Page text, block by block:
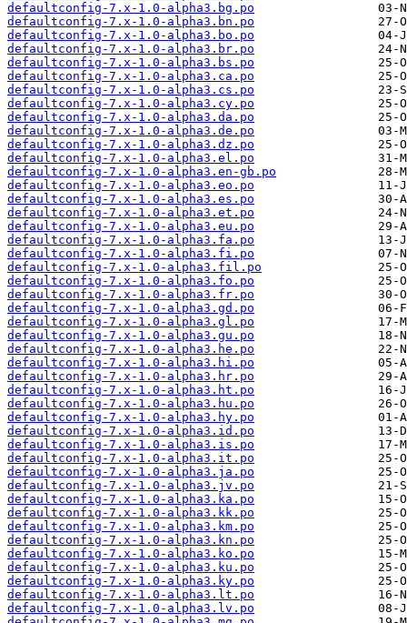
defaultconfig-7.x-1.0-alpha3.bg.po
defaultconfig-7.x-1.0-alpha3.bn.po
defaultconfig-7.x-1.0-alpha3.bo.po
defaultconfig-7.x-1.0-alpha3.br.po
defaultconfig-7.x-1.0-alpha3.bs.po
defaultconfig-7.x-1.0-alpha3.ca.po
defaultconfig-7.x-1.0-alpha3.cs.po
defaultconfig-7.x-1.0-alpha3.cy.po
defaultconfig-7.x-1.0-alpha3.da.po
defaultconfig-7.x-1.0-alpha3.de.po
defaultconfig-7.x-1.0-alpha3.dz.po
defaultconfig-7.x-1.0-alpha3.el.po
defaultconfig-7.x-1.0-alpha3.en-gb.po
defaultconfig-7.x-1.0-alpha3.eo.po
defaultconfig-7.x-1.0-alpha3.es.po
defaultconfig-7.x-1.0-alpha3.et.po
defaultconfig-7.x-1.0-alpha3.eu.po
defaultconfig-7.x-1.0-alpha3.fa.po
defaultconfig-7.x-1.0-alpha3.fi.po
defaultconfig-7.x-1.0-alpha3.fil.po
defaultconfig-7.x-1.0-alpha3.fo.po
defaultconfig-7.x-1.0-alpha3.fr.po
defaultconfig-7.x-1.0-alpha3.gd.po
defaultconfig-7.x-1.0-alpha3.gl.po
defaultconfig-7.x-1.0-alpha3.gu.po
defaultconfig-7.x-1.0-alpha3.he.po
defaultconfig-7.x-1.0-alpha3.hi.po
defaultconfig-7.x-1.0-alpha3.hr.po
defaultconfig-7.x-1.0-alpha3.ht.po
defaultconfig-7.x-1.0-alpha3.hu.po
defaultconfig-7.x-1.0-alpha3.hy.po
defaultconfig-7.x-1.0-alpha3.id.po
defaultconfig-7.x-1.0-alpha3.is.po
defaultconfig-7.x-1.0-alpha3.it.po
defaultconfig-7.x-1.0-alpha3.ja.po
defaultconfig-7.x-1.0-alpha3.jv.po
defaultconfig-7.x-1.0-alpha3.ka.po
defaultconfig-7.x-1.0-alpha3.kk.po
defaultconfig-7.x-1.0-alpha3.km.po
defaultconfig-7.x-1.0-alpha3.kn.po
defaultconfig-7.x-1.0-alpha3.ko.po
defaultconfig-7.x-1.0-alpha3.ku.po
defaultconfig-7.x-1.0-alpha3.ky.po
defaultconfig-7.x-1.0-alpha3.lt.po
defaultconfig-7.x-1.0-alpha3.lv.po